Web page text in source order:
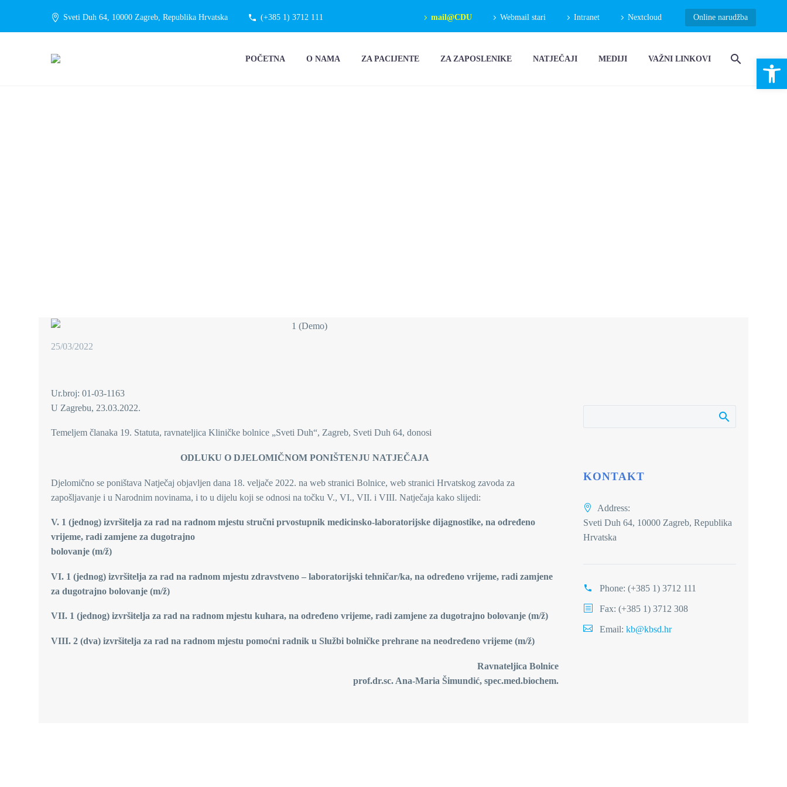
Sveti Duh 64, 10000 Zagreb, Republika Hrvatska (+385 1) 3712 111 mail@CDU Webmail stari Intranet Nextcloud Online narudžba
POČETNA O NAMA ZA PACIJENTE ZA ZAPOSLENIKE NATJEČAJI MEDIJI VAŽNI LINKOVI
25/03/2022
Ur.broj: 01-03-1163
U Zagrebu, 23.03.2022.
Temeljem članaka 19. Statuta, ravnateljica Kliničke bolnice „Sveti Duh“, Zagreb, Sveti Duh 64, donosi
ODLUKU O DJELOMIČNOM PONIŠTENJU NATJEČAJA
Djelomično se poništava Natječaj objavljen dana 18. veljače 2022. na web stranici Bolnice, web stranici Hrvatskog zavoda za
zapošljavanje i u Narodnim novinama, i to u dijelu koji se odnosi na točku V., VI., VII. i VIII. Natječaja kako slijedi:
V. 1 (jednog) izvršitelja za rad na radnom mjestu stručni prvostupnik medicinsko-laboratorijske dijagnostike, na određeno
vrijeme, radi zamjene za dugotrajno
bolovanje (m/ž)
VI. 1 (jednog) izvršitelja za rad na radnom mjestu zdravstveno – laboratorijski tehničar/ka, na određeno vrijeme, radi zamjene
za dugotrajno bolovanje (m/ž)
VII. 1 (jednog) izvršitelja za rad na radnom mjestu kuhara, na određeno vrijeme, radi zamjene za dugotrajno bolovanje (m/ž)
VIII. 2 (dva) izvršitelja za rad na radnom mjestu pomoćni radnik u Službi bolničke prehrane na neodređeno vrijeme (m/ž)
Ravnateljica Bolnice
prof.dr.sc. Ana-Maria Šimundić, spec.med.biochem.
KONTAKT
Address:
Sveti Duh 64, 10000 Zagreb, Republika
Hrvatska
Phone: (+385 1) 3712 111
Fax: (+385 1) 3712 308
Email: kb@kbsd.hr